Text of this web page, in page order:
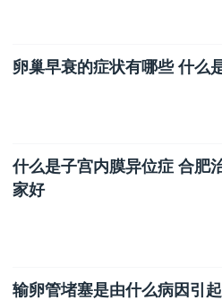
卵巢早衰的症状有哪些 什么
什么是子宫内膜异位症 合肥
家好
输卵管堵塞是由什么病因引